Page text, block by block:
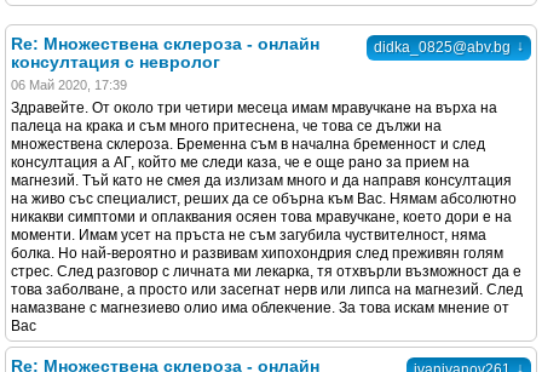
didka_0825@abv.bg ↓
Re: Множествена склероза - онлайн
консултация с невролог
06 Май 2020, 17:39
Здравейте. От около три четири месеца имам мравучкане на върха на
палеца на крака и съм много притеснена, че това се дължи на
множествена склероза. Бременна съм в начална бременност и след
консултация а АГ, който ме следи каза, че е още рано за прием на
магнезий. Тъй като не смея да излизам много и да направя консултация
на живо със специалист, реших да се обърна към Вас. Нямам абсолютно
никакви симптоми и оплаквания осяен това мравучкане, което дори е на
моменти. Имам усет на пръста не съм загубила чуствителност, няма
болка. Но най-вероятно и развивам хипохондрия след преживян голям
стрес. След разговор с личната ми лекарка, тя отхвърли възможност да е
това заболване, а просто или засегнат нерв или липса на магнезий. След
намазване с магнезиево олио има облекчение. За това искам мнение от
Вас
↓
Re: Множествена склероза - онлайн